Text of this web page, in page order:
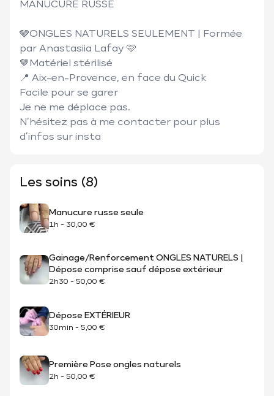
MANUCURE RUSSE
🩶ONGLES NATURELS SEULEMENT | Formée
par Anastasiia Lafay 🩷
🤎Matériel stérilisé
📍 Aix-en-Provence, en face du Quick
Facile pour se garer
Je ne me déplace pas.
N’hésitez pas à me contacter pour plus
d’infos sur insta
Les soins (8)
Manucure russe seule
1h - 30,00 €
Gainage/Renforcement ONGLES NATURELS |
Dépose comprise sauf dépose extérieur
2h30 - 50,00 €
Dépose EXTÉRIEUR
30min - 5,00 €
Première Pose ongles naturels
2h - 50,00 €